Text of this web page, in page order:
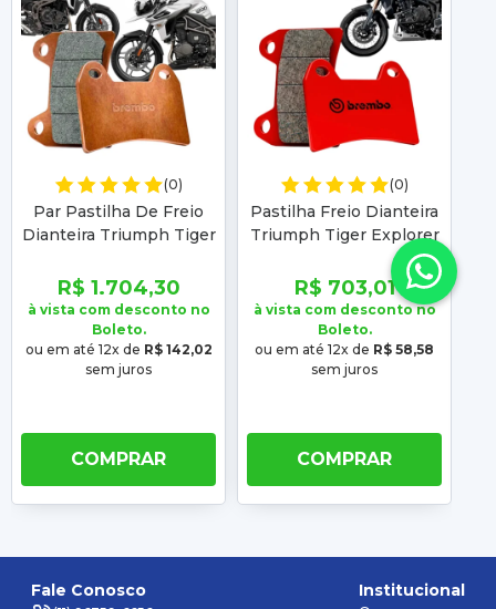
(0)
Par Pastilha De Freio
Dianteira Triumph Tiger
16/21 Racing Sinterizada
R$ 1.704,30
à vista com desconto no
Boleto.
ou em até 12x de R$ 142,02
sem juros
COMPRAR
(0)
Pastilha Freio Dianteira
Triumph Tiger Explorer
1200 2012 2013 2014
2015 Sinterizada
Vermelha
R$ 703,01
à vista com desconto no
Boleto.
ou em até 12x de R$ 58,58
sem juros
COMPRAR
Fale Conosco Institucional